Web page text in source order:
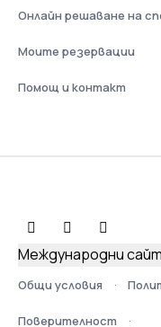
Онлайн решаване на
Моите резервации
Помощ и контакт
Общи условия
Поверителност
Международни